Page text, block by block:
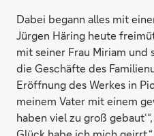
Dabei begann alles mit
Jürgen Häring heute
mit seiner Frau Miriam
die Geschäfte des
Eröffnung des Werkes in
meinem Vater mit einem
haben viel zu groß